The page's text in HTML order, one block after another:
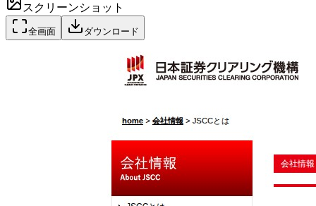
スクリーンショット
全画面 ダウンロード